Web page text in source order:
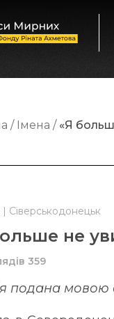
| Сіверськодонецьк
не
359
подана мовою
Імена «Я